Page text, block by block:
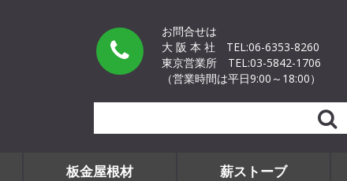
お問合せは
大 阪 本 社 TEL:06-6353-8260
東京営業所 TEL:03-5842-1706
（営業時間は平日9:00～18:00）
板金屋根材 薪ストーブ